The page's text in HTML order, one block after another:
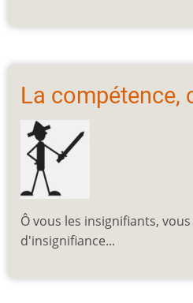
La compétence,
Ô vous les insignifiants,
d'insignifiance...